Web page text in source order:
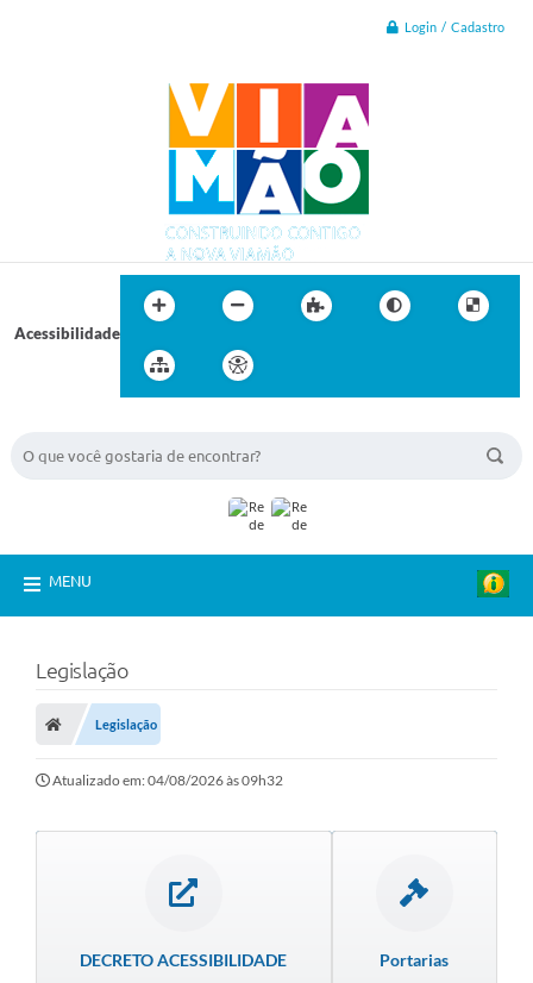
Login / Cadastro
Acessibilidade
MENU
Legislação
Legislação
Atualizado em: 04/08/2026 às 09h32
DECRETO ACESSIBILIDADE Portarias